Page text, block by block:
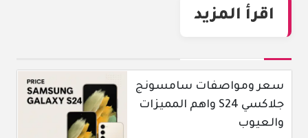
اقرأ المزيد
سعر ومواصفات سامسونج
جلاكسي S24 واهم المميزات
والعيوب